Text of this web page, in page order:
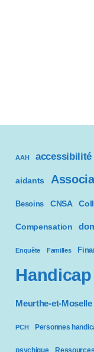
AAH accessibilité
aidants
Besoins CNSA
Compensation
Enquête Familles
Handicap
Meurthe-et-Moselle
PCH Personnes
Ressources